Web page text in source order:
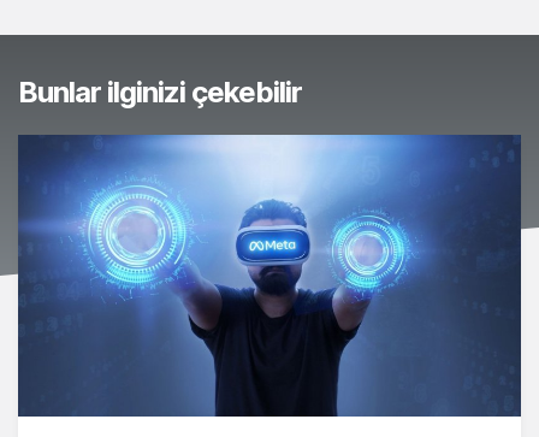
Bunlar ilginizi çekebilir